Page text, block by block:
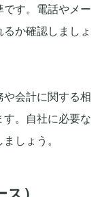
す。電話やメー
か確認しましょ
会計に関する相
。自社に必要な
しょう。